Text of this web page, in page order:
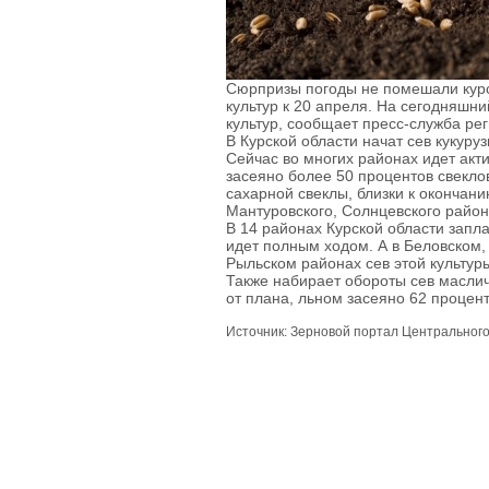
Сюрпризы погоды не помешали
культур к 20 апреля. На
культур, сообщает пресс-служба
В Курской области начат сев
Сейчас во многих районах идет
засеяно более 50 процентов
сахарной свеклы, близки к
Мантуровского, Солнцевского
В 14 районах Курской области
идет полным ходом. А в
Рыльском районах сев этой
Также набирает обороты сев
от плана, льном засеяно 62
Источник: Зерновой портал